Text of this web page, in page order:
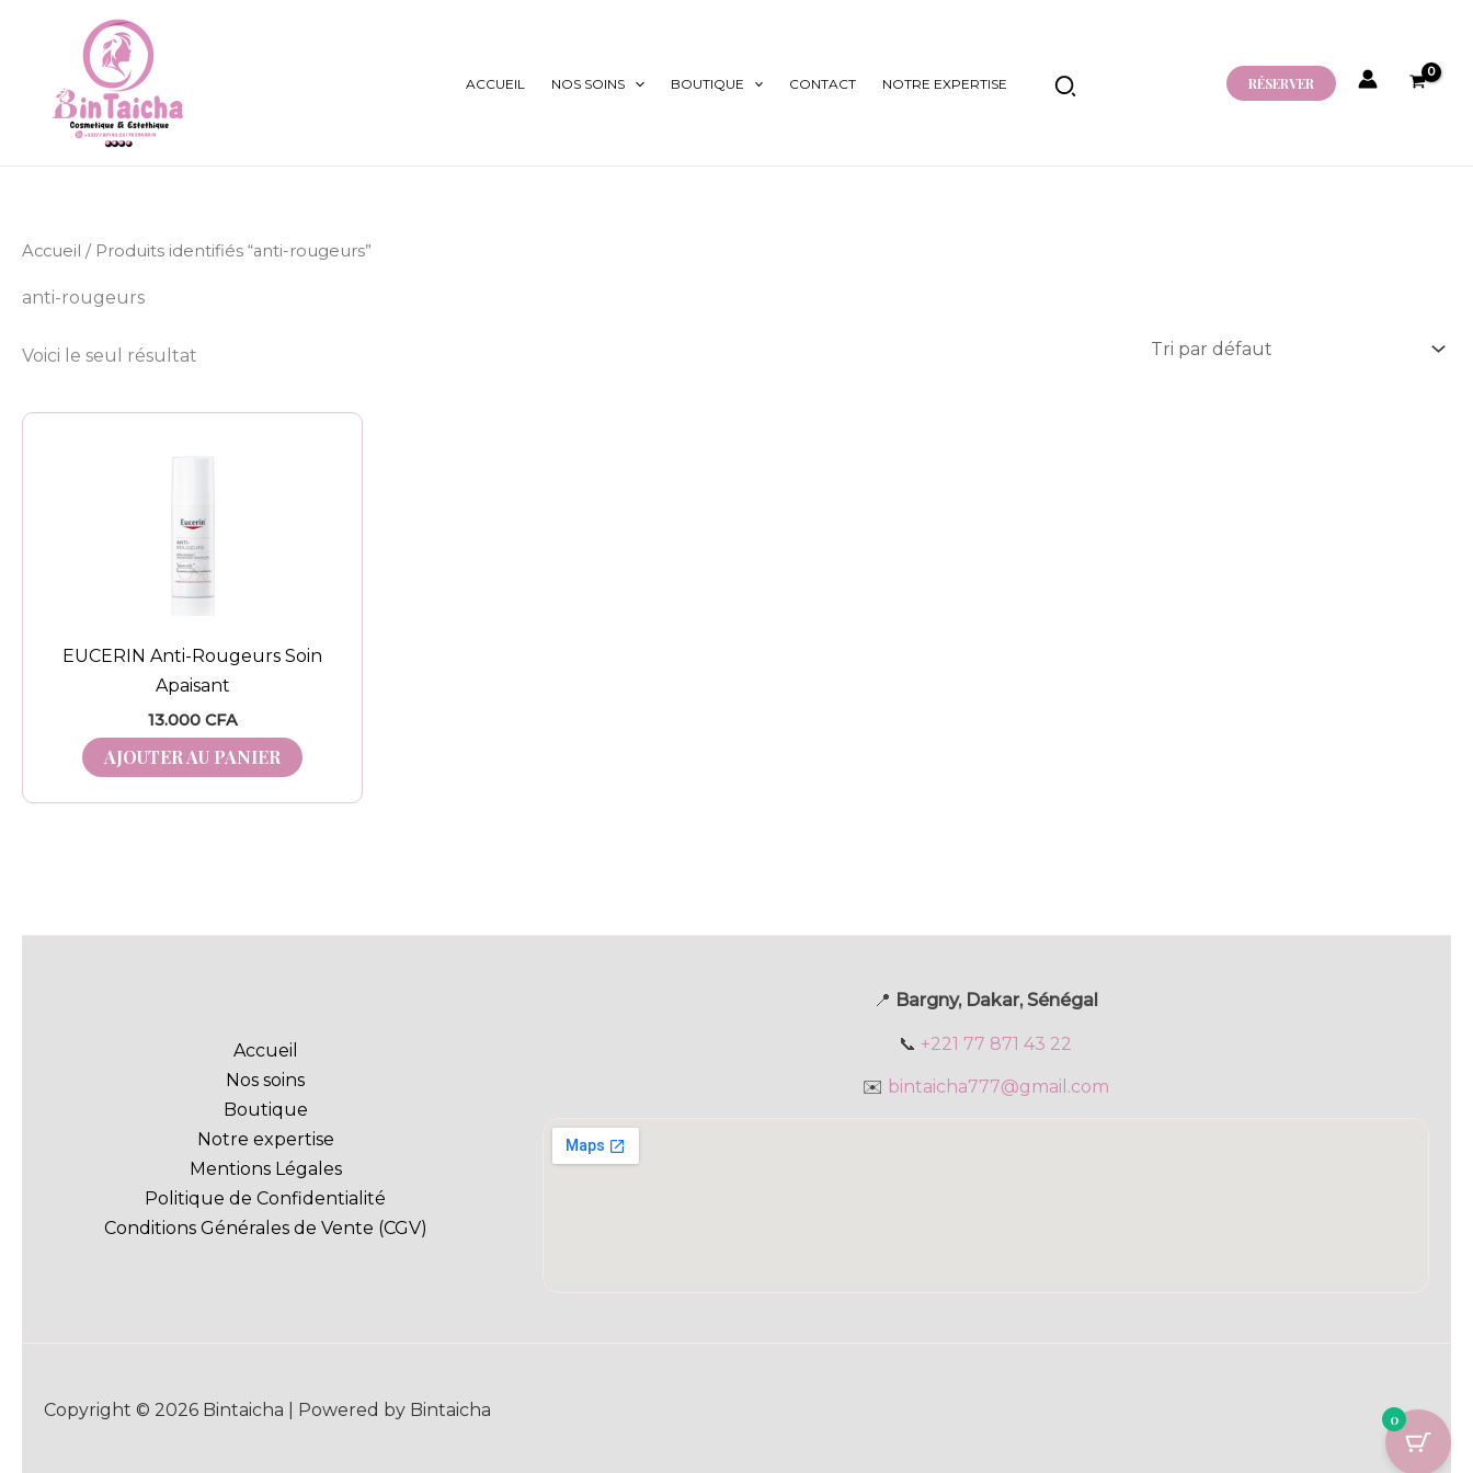
ACCUEIL NOS SOINS BOUTIQUE CONTACT NOTRE EXPERTISE RÉSERVER
Accueil / Produits identifiés “anti-rougeurs”
anti-rougeurs
Voici le seul résultat
EUCERIN Anti-Rougeurs Soin
Apaisant
13.000 CFA
AJOUTER AU PANIER
Accueil
Nos soins
Boutique
Notre expertise
Mentions Légales
Politique de Confidentialité
Conditions Générales de Vente (CGV)
📍 Bargny, Dakar, Sénégal
📞 +221 77 871 43 22
✉️ bintaicha777@gmail.com
Copyright © 2026 Bintaicha | Powered by Bintaicha 0